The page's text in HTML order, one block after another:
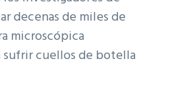
decenas de miles de
microscópica
sufrircuellos de botella